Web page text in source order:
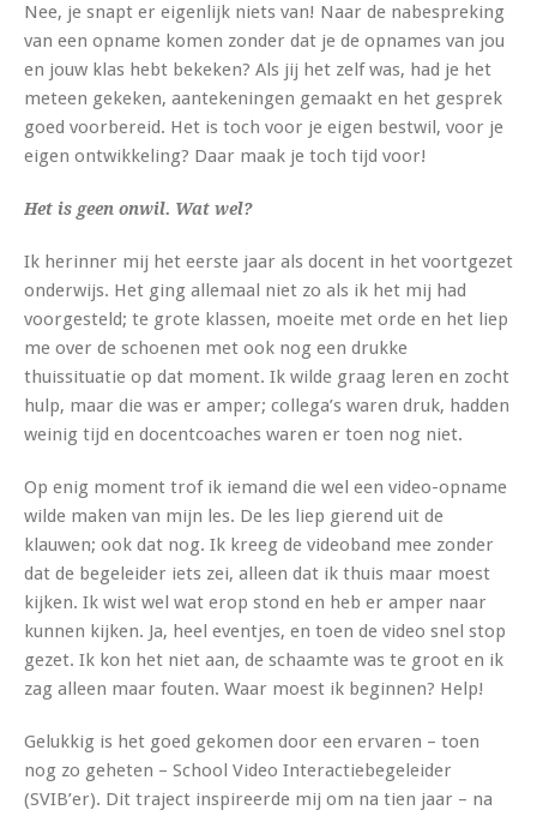
Nee, je snapt er eigenlijk niets van! Naar de nabespreking
van een opname komen zonder dat je de opnames van jou
en jouw klas hebt bekeken? Als jij het zelf was, had je het
meteen gekeken, aantekeningen gemaakt en het gesprek
goed voorbereid. Het is toch voor je eigen bestwil, voor je
eigen ontwikkeling? Daar maak je toch tijd voor!
Het is geen onwil. Wat wel?
Ik herinner mij het eerste jaar als docent in het voortgezet
onderwijs. Het ging allemaal niet zo als ik het mij had
voorgesteld; te grote klassen, moeite met orde en het liep
me over de schoenen met ook nog een drukke
thuissituatie op dat moment. Ik wilde graag leren en zocht
hulp, maar die was er amper; collega’s waren druk, hadden
weinig tijd en docentcoaches waren er toen nog niet.
Op enig moment trof ik iemand die wel een video-opname
wilde maken van mijn les. De les liep gierend uit de
klauwen; ook dat nog. Ik kreeg de videoband mee zonder
dat de begeleider iets zei, alleen dat ik thuis maar moest
kijken. Ik wist wel wat erop stond en heb er amper naar
kunnen kijken. Ja, heel eventjes, en toen de video snel stop
gezet. Ik kon het niet aan, de schaamte was te groot en ik
zag alleen maar fouten. Waar moest ik beginnen? Help!
Gelukkig is het goed gekomen door een ervaren – toen
nog zo geheten – School Video Interactiebegeleider
(SVIB’er). Dit traject inspireerde mij om na tien jaar – na